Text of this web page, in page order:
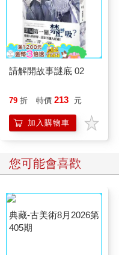
請解開故事謎底 02
79 折 特價 213 元
加入購物車
您可能會喜歡